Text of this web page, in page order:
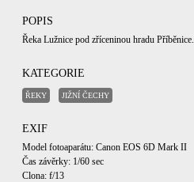
POPIS
Řeka Lužnice pod zříceninou hradu Příběnice.
KATEGORIE
ŘEKY JIŽNÍ ČECHY
EXIF
Model fotoaparátu: Canon EOS 6D Mark II
Čas závěrky: 1/60 sec
Clona: f/13